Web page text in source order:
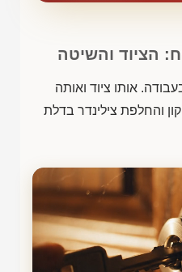
הציוד והשיטה
אותו ציוד ואותה
והחלפת צילינדר בדלת